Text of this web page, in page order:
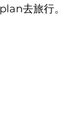
去旅行。